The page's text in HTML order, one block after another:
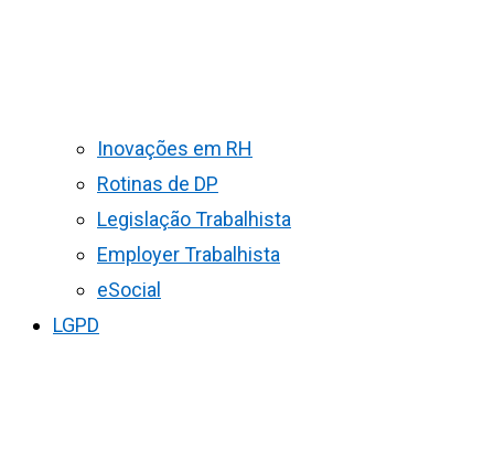
Inovações em RH
Rotinas de DP
Legislação Trabalhista
Employer Trabalhista
eSocial
LGPD